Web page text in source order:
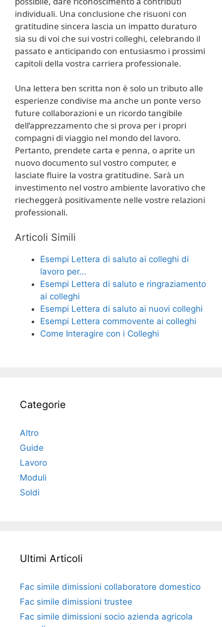
individuali. Una conclusione che risuoni con
gratitudine sincera lascia un impatto duraturo
sia su di voi che sui vostri colleghi, celebrando il
passato e anticipando con entusiasmo i prossimi
capitoli della vostra carriera professionale.
Una lettera ben scritta non è solo un tributo alle
esperienze condivise ma anche un ponte verso
future collaborazioni e un ricordo tangibile
dell’apprezzamento che si prova per i propri
compagni di viaggio nel mondo del lavoro.
Pertanto, prendete carta e penna, o aprite un
nuovo documento sul vostro computer, e
lasciate fluire la vostra gratitudine. Sarà un
investimento nel vostro ambiente lavorativo che
riecheggerà positivamente nelle vostre relazioni
professionali.
Articoli Simili
Esempi Lettera di saluto ai colleghi di
lavoro per…
Esempi Lettera di saluto e ringraziamento
ai colleghi
Esempi Lettera di saluto ai nuovi colleghi
Esempi Lettera commovente ai colleghi
Come Interagire con i Colleghi
Categorie
Altro
Guide
Lavoro
Moduli
Soldi
Ultimi Articoli
Fac simile dimissioni collaboratore domestico​​​
Fac simile dimissioni trustee​​​
Fac simile ​dimissioni socio azienda agricola